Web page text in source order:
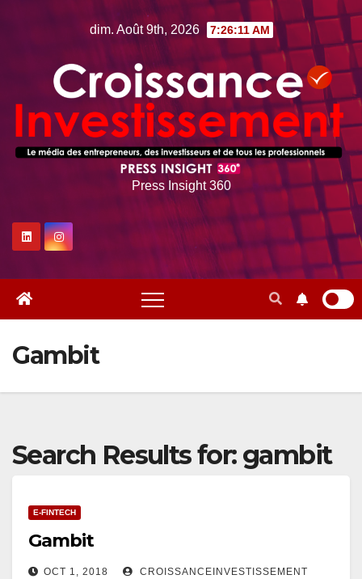
dim. Août 9th, 2026 7:26:12 AM
Press Insight 360
Gambit
Search Results for: gambit
E-FINTECH
Gambit
OCT 1, 2018 CROISSANCEINVESTISSEMENT